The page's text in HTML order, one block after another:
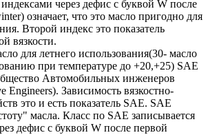
через дефис с буквой W после
означает, что это масло пригодно для
Второй индекс это показатель
вязкости.
для летнего использования(30- масло
при температуре до +20,+25) SAE
Автомобильных инженеров
Engineers). Зависимость вязкостно-
это и есть показатель SAE. SAE
масла. Класс по SAE записывается
дефис с буквой W после первой